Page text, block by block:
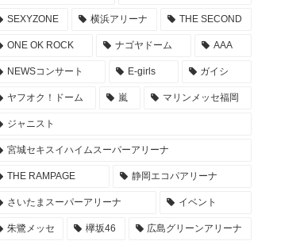
登坂広臣ライブツアー ØMI LIVE TOUR 2022 AN
ッズ… #KP_FirstDOME_Mr レポ まとめ
グッズ… #KP_FirstDOME_Mr 大阪 レポ まとめ
SEXYZONE 横浜アリーナ THE SECOND
ONE OK ROCK ナゴヤドーム AAA
NEWSコンサート E-girls ガイシ
ヤフオク！ドーム 嵐 マリンメッセ福岡
ジャニスト
宮城セキスイハイムスーパーアリーナ
THE RAMPAGE 静岡エコパアリーナ
さいたまスーパーアリーナ イベント
朱鷺メッセ 欅坂46 広島グリーンアリーナ